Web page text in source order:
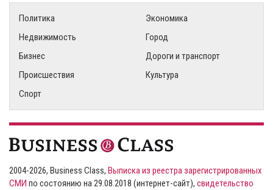
Политика
Экономика
Недвижимость
Город
Бизнес
Дороги и транспорт
Происшествия
Культура
Спорт
2004-2026, Business Class, Выписка из реестра зарегистрированных
СМИ по состоянию на 29.08.2018 (интернет-сайт), свидетельство